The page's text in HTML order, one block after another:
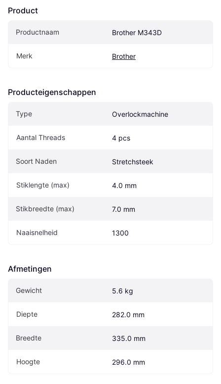
Product
Productnaam Brother M343D
Merk Brother
Producteigenschappen
Type Overlockmachine
Aantal Threads 4 pcs
Soort Naden Stretchsteek
Stiklengte (max) 4.0 mm
Stikbreedte (max) 7.0 mm
Naaisnelheid 1300
Afmetingen
Gewicht 5.6 kg
Diepte 282.0 mm
Breedte 335.0 mm
Hoogte 296.0 mm